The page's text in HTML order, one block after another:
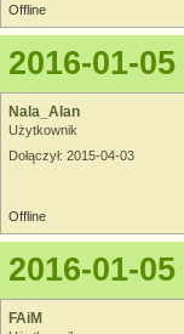
Offline
2016-01-
Nala_Alan
Użytkownik
Dołączył: 2015-04-03
Offline
2016-01-
FAiM